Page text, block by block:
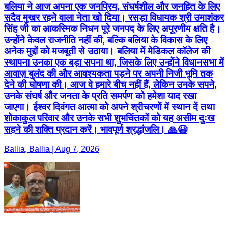
बलिया ने आज अपना एक जनप्रिय, संघर्षशील और जनहित के लिए
सदैव मुखर रहने वाला नेता खो दिया। रसड़ा विधायक श्री उमाशंकर
सिंह जी का आकस्मिक निधन पूरे जनपद के लिए अपूरणीय क्षति है।
उन्होंने केवल राजनीति नहीं की, बल्कि बलिया के विकास के लिए
अनेक मुद्दों को मजबूती से उठाया। बलिया में मेडिकल कॉलेज की
स्थापना उनका एक बड़ा सपना था, जिसके लिए उन्होंने विधानसभा में
आवाज़ बुलंद की और आवश्यकता पड़ने पर अपनी निजी भूमि तक
देने की घोषणा की। आज वे हमारे बीच नहीं हैं, लेकिन उनके सपने,
उनके संघर्ष और जनता के प्रति समर्पण को हमेशा याद रखा
जाएगा। ईश्वर दिवंगत आत्मा को अपने श्रीचरणों में स्थान दें तथा
शोकाकुल परिवार और उनके सभी शुभचिंतकों को यह असीम दुःख
सहने की शक्ति प्रदान करें। भावपूर्ण श्रद्धांजलि। 🙏😭
Ballia, Ballia | Aug 7, 2026